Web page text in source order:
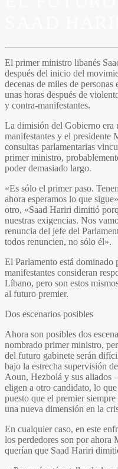
El primer ministro libanés
después del inicio del
decenas de miles de
unas horas después de
y contra-manifestantes.
La dimisión del Gobierno era
manifestantes y el presidente
consultas parlamentarias
primer ministro,
poder demasiado largo.
«Es sólo el primer paso.
ahora esperamos lo que
otro, «Saad Hariri dimitió
nuestras exigencias. Nos
renuncia del jefe del
todos renuncien, no sólo él».
El Parlamento está
manifestantes consideran
Líbano, pero son estos
al futuro premier.
Dos escenarios posibles
Ahora son posibles dos
nombrado primer ministro,
del futuro gabinete serán
bajo la estrecha supervisión
Aoun, Hezbolá y sus aliados
eligen a otro candidato, lo
puesto que el premier
una nueva dimensión en la
En cualquier caso, en este
los perdedores son por
querían que Saad Hariri